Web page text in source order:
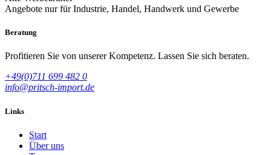
Angebote nur für Industrie, Handel, Handwerk und Gewerbe
Beratung
Profitieren Sie von unserer Kompetenz. Lassen Sie sich beraten.
+49(0)711 699 482 0
info@pritsch-import.de
Links
Start
Über uns